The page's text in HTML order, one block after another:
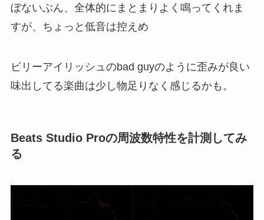
ぼないぶん、全体的にまとまりよく鳴ってくれま
すが、ちょっと低音は控えめ
ビリーアイリッシュのbad guyのように歪みが良い
味出してる楽曲は少し物足りなく感じるかも。
Beats Studio Proの周波数特性を計測してみ
る